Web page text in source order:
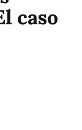
caso